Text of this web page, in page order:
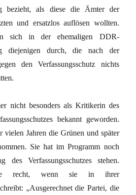
bezieht, als diese die Ämter der
und ersatzlos auflösen wollten.
sich in der ehemaligen DDR-
diejenigen durch, die nach der
den Verfassungsschutz nichts
nicht besonders als Kritikerin des
bekannt geworden.
vielen Jahren die Grünen und später
Sie hat im Programm noch
des Verfassungsschutzes stehen.
recht, wenn sie in ihrer
„Ausgerechnet die Partei, die